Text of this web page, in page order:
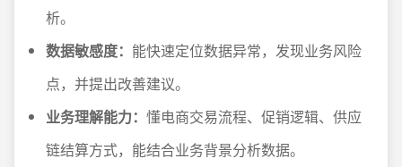
析。
数据敏感度： 能快速定位数据异常，发现业务风险
点，并提出改善建议。
业务理解能力： 懂电商交易流程、促销逻辑、供应
链结算方式，能结合业务背景分析数据。